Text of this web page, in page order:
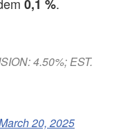
0,1 %
4.50%; EST.
20, 2025